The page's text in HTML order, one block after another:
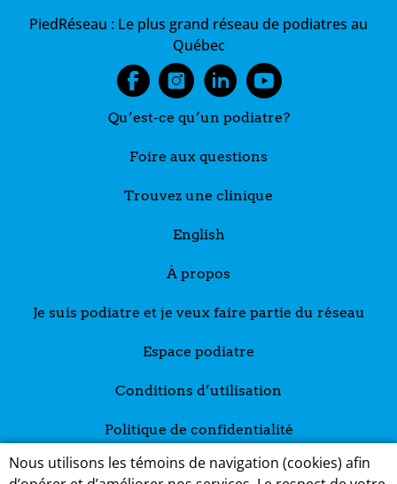
PiedRéseau : Le plus grand réseau de podiatres au
Québec
Qu’est-ce qu’un podiatre?
Foire aux questions
Trouvez une clinique
English
À propos
Je suis podiatre et je veux faire partie du réseau
Espace podiatre
Conditions d’utilisation
Politique de confidentialité
Nous utilisons les témoins de navigation (cookies) afin